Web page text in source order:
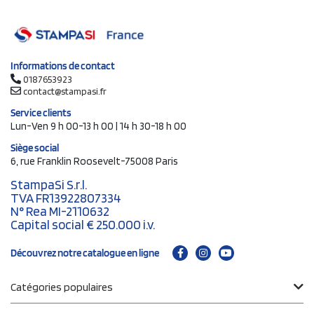
Informations de contact
0187653923
contact@stampasi.fr
Service clients
Lun-Ven 9 h 00-13 h 00 | 14 h 30-18 h 00
Siège social
6, rue Franklin Roosevelt-75008 Paris
StampaSi S.r.l.
TVA FR13922807334
N° Rea MI-2110632
Capital social € 250.000 i.v.
Découvrez notre catalogue en ligne
Catégories populaires